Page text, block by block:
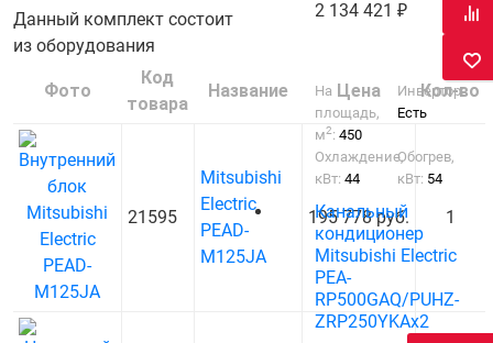
Данный комплект состоит
из оборудования
Фото
Код
товара
Название Цена Кол-во
21595
Mitsubishi
Electric
PEAD-
M125JA
195 778 руб. 1
2 134 421
На
площадь,
м2:450
Инвертор:
Есть
Охлаждение,
кВт:44
Обогрев,
кВт: 54
Канальный
кондиционер
Mitsubishi Electric
PEA-
RP500GAQ/PUHZ-
ZRP250YKAх2